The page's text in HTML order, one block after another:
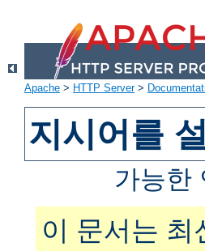
Apache > HTTP Server>
지시어를
가능한
이 문서는 최